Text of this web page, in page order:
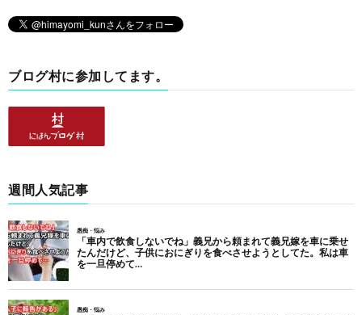
ブログ村に参加してます。
週間人気記事